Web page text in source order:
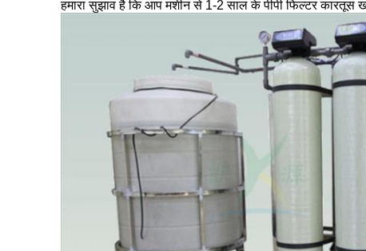
हमारा सुझाव है कि आप मशीन से 1-2 साल के पीपी फिल्टर कारतूस